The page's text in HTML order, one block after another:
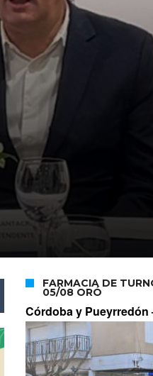
FARMACIA DE
05/08 ORÓ
Córdoba y Pueyrredón